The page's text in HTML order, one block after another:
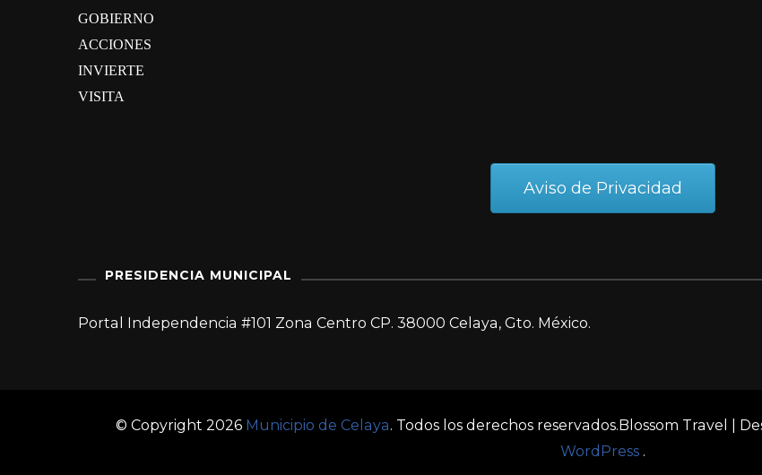
GOBIERNO
ACCIONES
INVIERTE
VISITA
Aviso de Privacidad
PRESIDENCIA MUNICIPAL
Portal Independencia #101 Zona Centro CP. 38000 Celaya, Gto. México.
© Copyright 2026 Municipio de Celaya. Todos los derechos reservados. Blossom Travel |
WordPress.